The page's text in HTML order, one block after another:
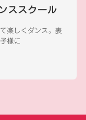
ススクール
楽しくダンス。表
様に